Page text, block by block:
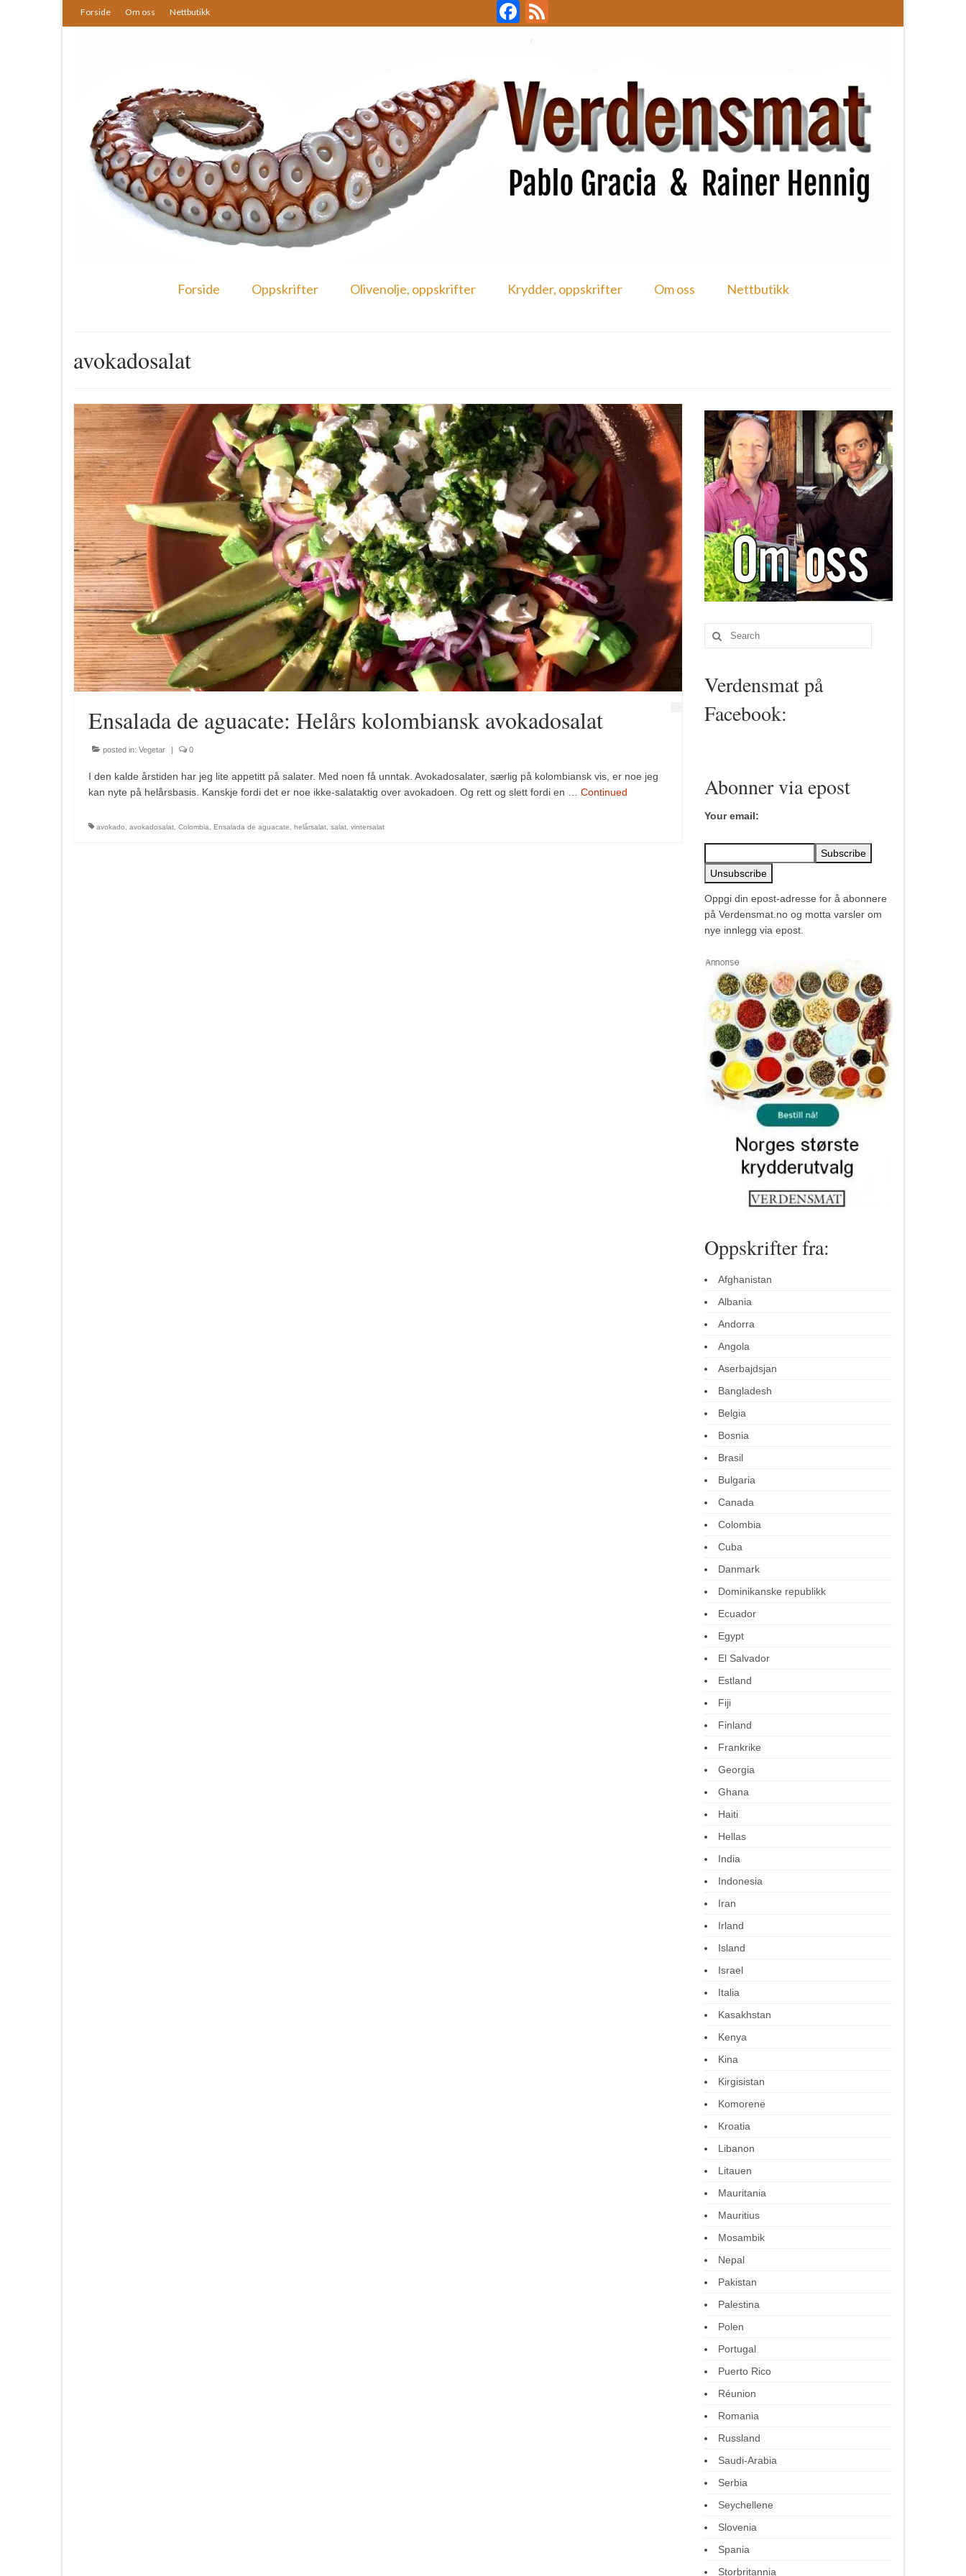
Forside Om oss Nettbutikk Facebook
Forside Oppskrifter Olivenolje, oppskrifter Krydder, oppskrifter Om oss Nettbutikk
avokadosalat
Ensalada de aguacate: Helårs kolombiansk avokadosalat
posted in: Vegetar | 0
I den kalde årstiden har jeg lite appetitt på salater. Med noen få unntak. Avokadosalater, særlig på kolombiansk vis, er noe jeg
kan nyte på helårsbasis. Kanskje fordi det er noe ikke-salataktig over avokadoen. Og rett og slett fordi en … Continued
avokado avokadosalat Colombia Ensalada de aguacate helårsalat salat vintersalat
Search
for:
Verdensmat på
Facebook:
Abonner via epost
Your email:
Oppgi din epost-adresse for å abonnere
på Verdensmat.no og motta varsler om
nye innlegg via epost.
Oppskrifter fra:
Afghanistan
Albania
Andorra
Angola
Aserbajdsjan
Bangladesh
Belgia
Bosnia
Brasil
Bulgaria
Canada
Colombia
Cuba
Danmark
Dominikanske republikk
Ecuador
Egypt
El Salvador
Estland
Fiji
Finland
Frankrike
Georgia
Ghana
Haiti
Hellas
India
Indonesia
Iran
Irland
Island
Israel
Italia
Kasakhstan
Kenya
Kina
Kirgisistan
Komorene
Kroatia
Libanon
Litauen
Mauritania
Mauritius
Mosambik
Nepal
Pakistan
Palestina
Polen
Portugal
Puerto Rico
Réunion
Romania
Russland
Saudi-Arabia
Serbia
Seychellene
Slovenia
Spania
Storbritannia